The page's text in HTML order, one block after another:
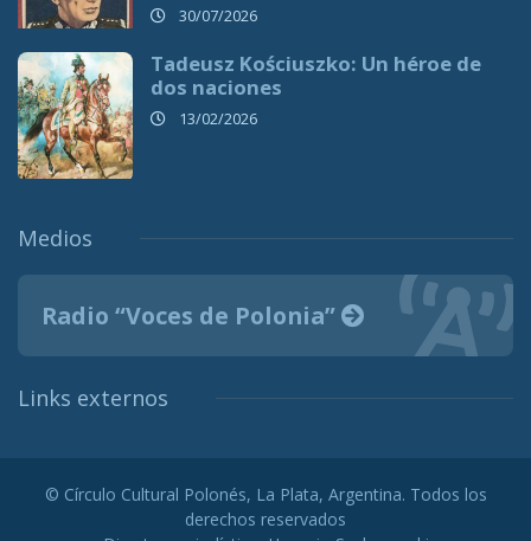
30/07/2026
Tadeusz Kościuszko: Un héroe de
dos naciones
13/02/2026
Medios
Radio “Voces de Polonia”
Links externos
© Círculo Cultural Polonés, La Plata, Argentina. Todos los
derechos reservados